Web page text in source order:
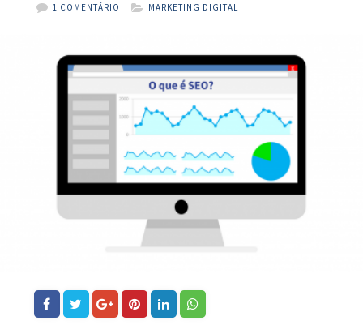
1 COMENTÁRIO
MARKETING DIGITAL